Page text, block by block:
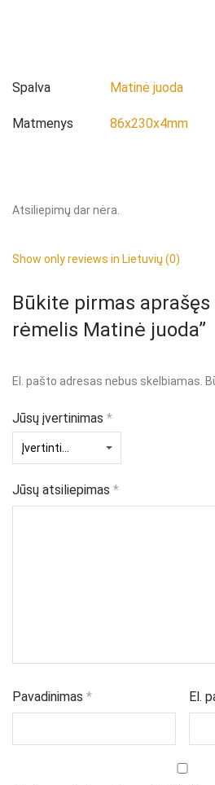
Spalva Matinė juoda
Matmenys 86x230x4mm
Atsiliepimų dar nėra.
Show only reviews in Lietuvių (0)
Būkite pirmas aprašęs
rėmelis Matinė juoda”
El. pašto adresas nebus skelbiamas.
Jūsų įvertinimas *
Jūsų atsiliepimas *
Pavadinimas * El.